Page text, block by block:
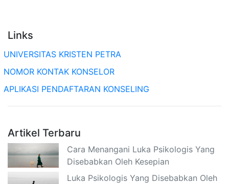
Links
UNIVERSITAS KRISTEN PETRA
NOMOR KONTAK KONSELOR
APLIKASI PENDAFTARAN KONSELING
Artikel Terbaru
Cara Menangani Luka Psikologis Yang
Disebabkan Oleh Kesepian
Luka Psikologis Yang Disebabkan Oleh